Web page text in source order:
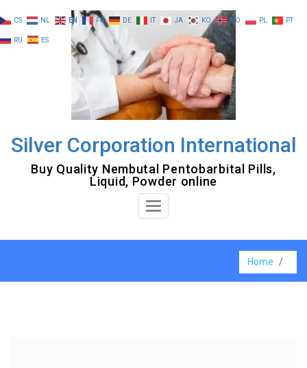
to
content
Silver Corporation International
Buy Quality Nembutal Pentobarbital Pills,
Liquid, Powder online
Toggle
Home /
CS NL EN FR DE IT JA KO NO PL PT
RU ES